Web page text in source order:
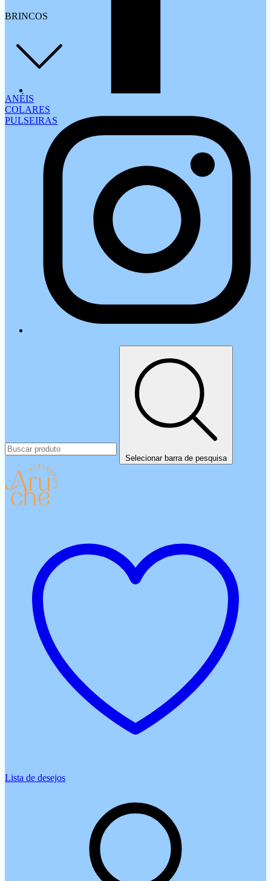
BRINCOS
ANÉIS
COLARES
PULSEIRAS
Selecionar barra de pesquisa
Lista de desejos